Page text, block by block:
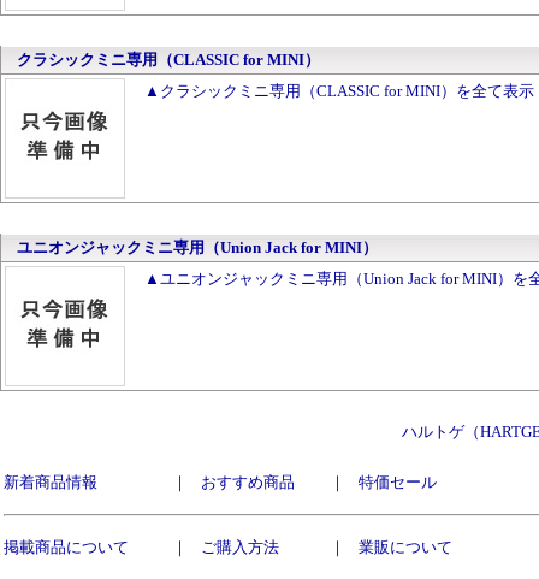
クラシックミニ専用（CLASSIC for MINI）
▲クラシックミニ専用（CLASSIC for MINI）を全て表示
ユニオンジャックミニ専用（Union Jack for MINI）
▲ユニオンジャックミニ専用（Union Jack for MINI）を
ハルトゲ（
新着商品情報 ｜ おすすめ商品 ｜ 特価セール
掲載商品について ｜ ご購入方法 ｜ 業販について